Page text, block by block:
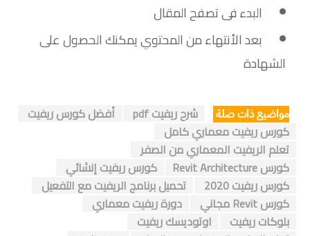
البدء فى تصفح المقال
بعد الأنتهاء من المحتوي يمكنك الحصول على
الشهادة
مواضيع ذات صلة شرح ريفيت pdf
أفضل كورس ريفيت
كورس ريفيت معماري كامل
تعلم الريفيت المعماري من الصفر
كورس Revit Architecture
كورس ريفيت إنشائي
كورس ريفيت 2020
تحميل برنامج الريفيت مع التفعيل
كورس Revit مجاني
دورة ريفيت معماري
بلوكات ريفيت
اوتوديسك ريفيت